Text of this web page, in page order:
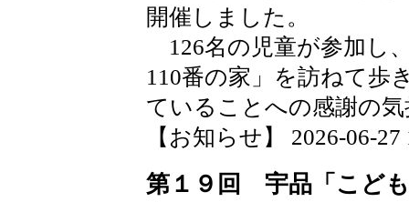
開催しました。
126名の児童が参加し
110番の家」を訪ねて歩
ていることへの感謝の
【お知らせ】 2026-06-
第１９回 宇品「こど